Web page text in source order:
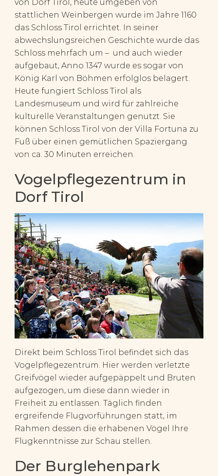
von Dorf Tirol, heute umgeben von
stattlichen Weinbergen wurde im Jahre 1160
das Schloss Tirol errichtet. In seiner
abwechslungsreichen Geschichte wurde das
Schloss mehrfach um – und auch wieder
aufgebaut, Anno 1347 wurde es sogar von
König Karl von Böhmen erfolglos belagert.
Heute fungiert Schloss Tirol als
Landesmuseum und wird für zahlreiche
kulturelle Veranstaltungen genutzt. Sie
können Schloss Tirol von der Villa Fortuna zu
Fuß über einen gemütlichen Spaziergang
von ca. 30 Minuten erreichen.
Vogelpflegezentrum in
Dorf Tirol
Direkt beim Schloss Tirol befindet sich das
Vogelpflegezentrum. Hier werden verletzte
Greifvögel wieder aufgepäppelt und Bruten
aufgezogen, um diese dann wieder in
Freiheit zu entlassen. Täglich finden
ergreifende Flugvorführungen statt, im
Rahmen dessen die erhabenen Vögel Ihre
Flugkenntnisse zur Schau stellen.
Der Burglehenpark